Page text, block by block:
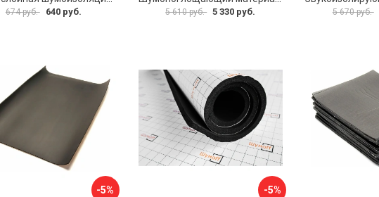
674 руб. 640 руб. 5 610 руб. 5 330 руб. 5 670 руб.
-5% -5%